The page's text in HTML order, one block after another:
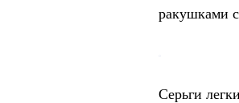
ракушками
Серьги